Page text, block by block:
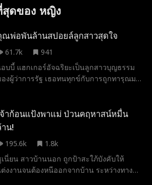
ดของ หญิง
ณพ่อพันล้านสปอยล์ลูกสาวสุดใจ
61.7k
941
บบี้ แฮกเกอร์อัจฉริยะเป็นลูกสาวบุญธรรม
งผู้ว่าการรัฐ เธอทนทุกข์กับการถูกทารุณมา
น พ่อบุญธรรมกลับขายเธอให้กับนักธุรกิจ
กามในราคา 5 ล้านดอลลาร์ ในห้วงแห่ง
ามหาพ่อแท้ ๆ และพบว่าเขาคือโดมินิก มันชินี
าเศรษฐีอันดับหนึ่งของอเมริกา เมื่อได้กลับสู่
มอกครอบครัวมหาเศรษฐี เธอเปิดโปงความ
จ้าก้อนแป้งพาแม่ ป่วนคฤหาสน์หมื่น
น!
195.6k
1.8k
นี่ยน สาวบ้านนอก ถูกป้าสะใภ้บังคับให้
งงานจนต้องหนีออกจากบ้าน ระหว่างทาง